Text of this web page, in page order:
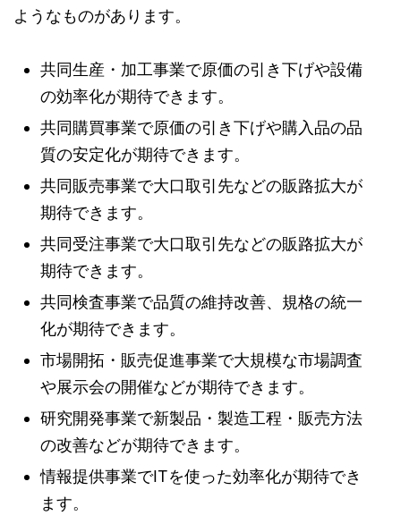
ようなものがあります。
共同生産・加工事業で原価の引き下げや設備
の効率化が期待できます。
共同購買事業で原価の引き下げや購入品の品
質の安定化が期待できます。
共同販売事業で大口取引先などの販路拡大が
期待できます。
共同受注事業で大口取引先などの販路拡大が
期待できます。
共同検査事業で品質の維持改善、規格の統一
化が期待できます。
市場開拓・販売促進事業で大規模な市場調査
や展示会の開催などが期待できます。
研究開発事業で新製品・製造工程・販売方法
の改善などが期待できます。
情報提供事業でITを使った効率化が期待でき
ます。